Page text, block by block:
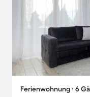
Ferienwohnung ∙ 6